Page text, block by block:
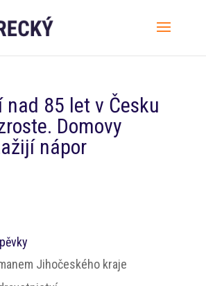
nad 85 let v Česku
Domovy
nápor
Jihočeského kraje